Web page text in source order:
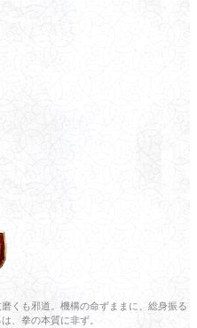
くも邪道。機構の命ずままに、総身振る
、拳の本質に非ず。